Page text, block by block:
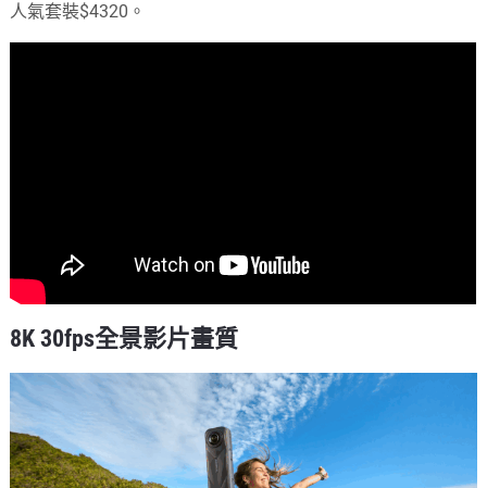
人氣套裝$4320。
8K 30fps全景影片畫質